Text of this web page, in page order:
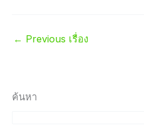
← Previous เรื่อง
ค้นหา